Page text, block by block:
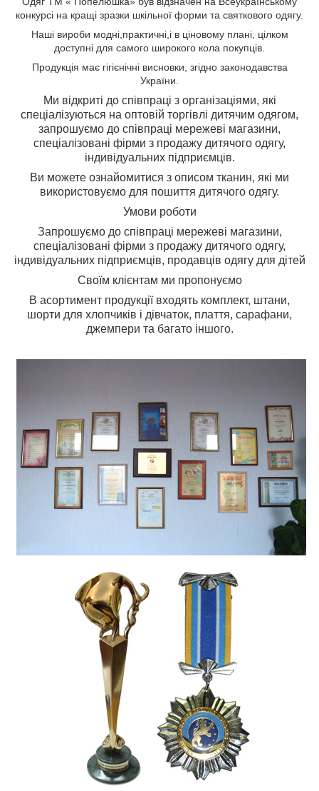
конкурсі на кращі зразки шкільної форми та святкового одягу.
Наші вироби модні,практичні,ів ціновому плані, цілком
доступні для самого широкого кола покупців.
Продукція має гігієнічні висновки, згідно законодавства
України.
Ми відкриті до співпраці з організаціями, які
спеціалізуються на оптовій торгівлі дитячим одягом,
запрошуємо до співпраці мережеві магазини,
спеціалізовані фірми з продажу дитячого одягу,
індивідуальних підприємців.
Ви можете ознайомитися з описом тканин, які ми
використовуємо для пошиття дитячого одягу.
Умови роботи
Запрошуємо до співпраці мережеві магазини,
спеціалізовані фірми з продажу дитячого одягу,
індивідуальних підприємців, продавців одягу для дітей
Своїм клієнтам ми пропонуємо
В асортимент продукції входять комплект, штани,
шорти для хлопчиків і дівчаток, плаття, сарафани,
джемпери та багато іншого.